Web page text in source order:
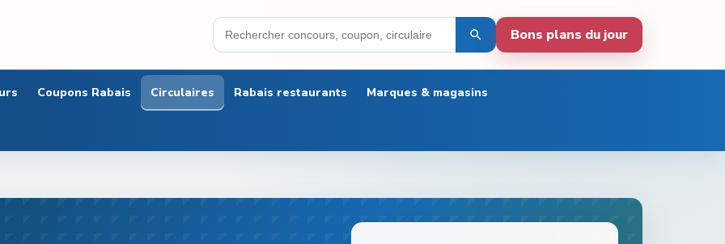
Bons plans du jour
Coupons Rabais Circulaires Rabais restaurants Marques & magasins